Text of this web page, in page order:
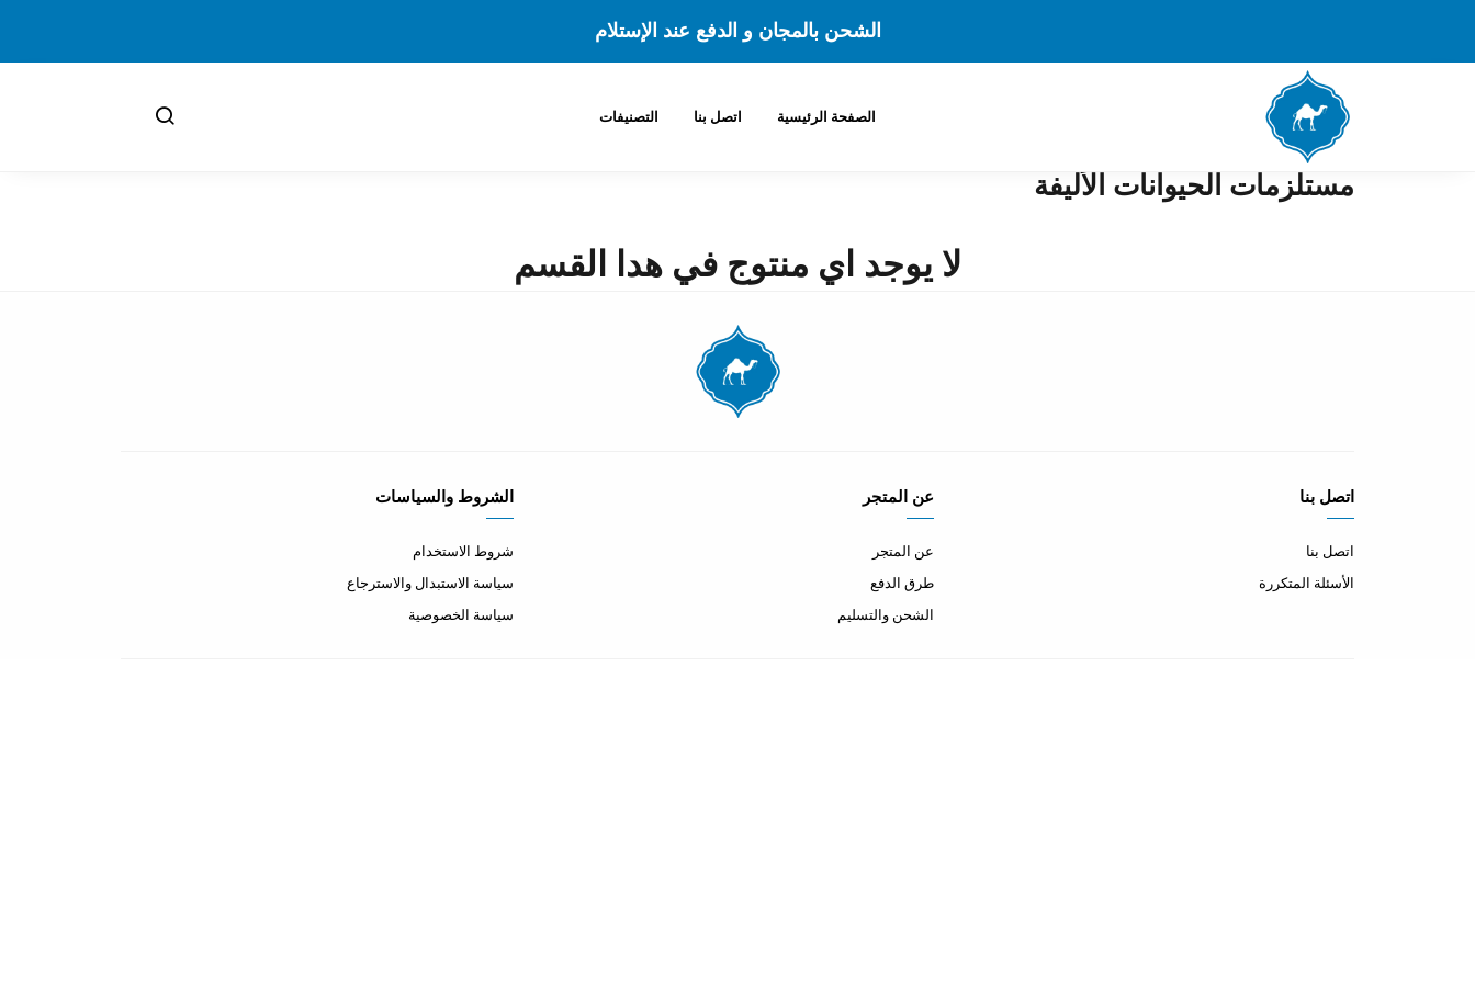
الشحن بالمجان و الدفع عند الإستلام
الصفحة الرئيسية اتصل بنا التصنيفات
مستلزمات الحيوانات الأليفة
لا يوجد اي منتوج في هدا القسم
اتصل بنا
اتصل بنا
الأسئلة المتكررة
عن المتجر
عن المتجر
طرق الدفع
الشحن والتسليم
الشروط والسياسات
شروط الاستخدام
سياسة الاستبدال والاسترجاع
سياسة الخصوصية